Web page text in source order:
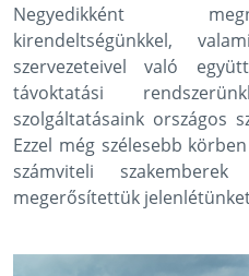
Negyedikként
kirendeltségünkkel,
szervezeteivel való
távoktatási
szolgáltatásaink országos
Ezzel még szélesebb
számviteli
megerősítettük